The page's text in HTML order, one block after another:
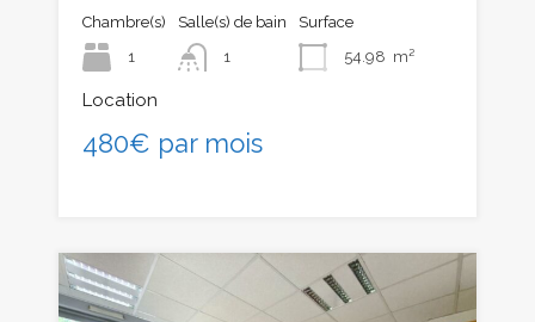
Chambre(s)
1
Salle(s) de bain
1
Surface
54.98 m²
Location
480€ par mois